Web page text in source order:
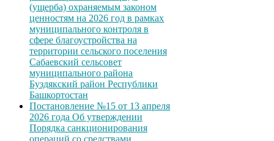
(ущерба) охраняемым законом
ценностям на 2026 год в рамках
муниципального контроля в
сфере благоустройства на
территории сельского поселения
Сабаевский сельсовет
муниципального района
Буздякский район Республики
Башкортостан
Постановление №15 от 13 апреля
2026 года Об утверждении
Порядка санкционирования
операций со средствами